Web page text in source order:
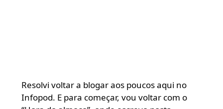
Resolvi voltar a blogar aos poucos aqui no
Infopod. E para começar, vou voltar com o